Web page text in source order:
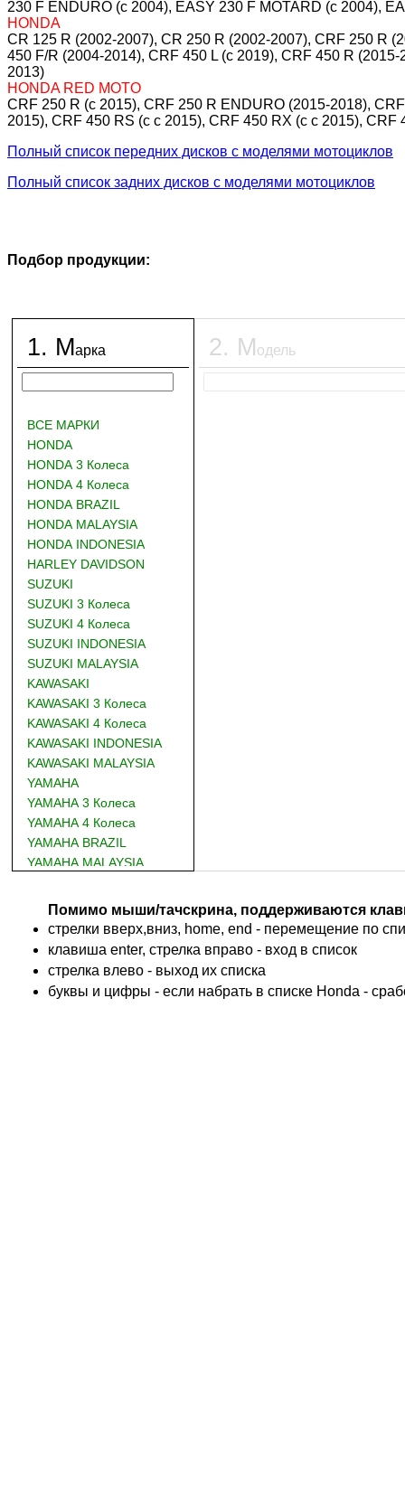
230 F ENDURO (c 2004), EASY 230 F MOTARD (c 2004),
HONDA
CR 125 R (2002-2007), CR 250 R (2002-2007), CRF 250 R
450 F/R (2004-2014), CRF 450 L (c 2019), CRF 450 R
2013)
HONDA RED MOTO
CRF 250 R (c 2015), CRF 250 R ENDURO (2015-2018),
2015), CRF 450 RS (c c 2015), CRF 450 RX (c c 2015),
Полный список передних дисков с моделями мотоциклов
Полный список задних дисков с моделями мотоциклов
Подбор продукции:
1. Марка
ВСЕ МАРКИ
HONDA
HONDA 3 Колеса
HONDA 4 Колеса
HONDA BRAZIL
HONDA MALAYSIA
HONDA INDONESIA
HARLEY DAVIDSON
SUZUKI
SUZUKI 3 Колеса
SUZUKI 4 Колеса
SUZUKI INDONESIA
SUZUKI MALAYSIA
KAWASAKI
KAWASAKI 3 Колеса
KAWASAKI 4 Колеса
KAWASAKI INDONESIA
KAWASAKI MALAYSIA
YAMAHA
YAMAHA 3 Колеса
YAMAHA 4 Колеса
YAMAHA BRAZIL
YAMAHA MALAYSIA
BMW
ADIVA
ADLY
2. Модель
Помимо мыши/тачскрина, поддерживаются
стрелки вверх,вниз, home, end - перемещение по
клавиша enter, стрелка вправо - вход в список
cтрелка влево - выход их списка
буквы и цифры - если набрать в списке Honda -